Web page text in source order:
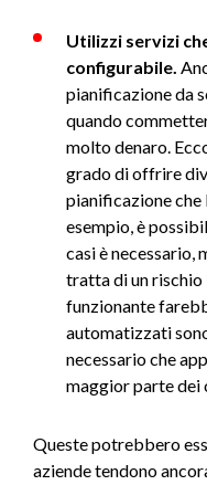
Utilizzi servizi
configurabile.
pianificazione da
quando
molto denaro.
grado di offrire
pianificazione che
esempio, è
casi è necessario,
tratta di un rischio
funzionante
automatizzati
necessario che
maggior parte dei
Queste potrebbero
aziende tendono